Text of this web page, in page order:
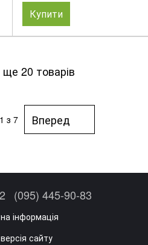
Купити
20 товарів
1 з 7 Вперед
(095) 445-90-83
інформація
сайту